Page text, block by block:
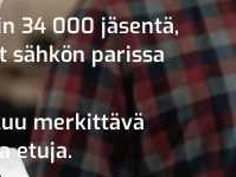
34 000 jäsentä,
sähkön parissa
merkittävä
etuja.